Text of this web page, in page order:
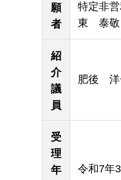
願
者
特定非
東 泰
紹
介
議
員
肥後 洋
受
理
年
令和7年